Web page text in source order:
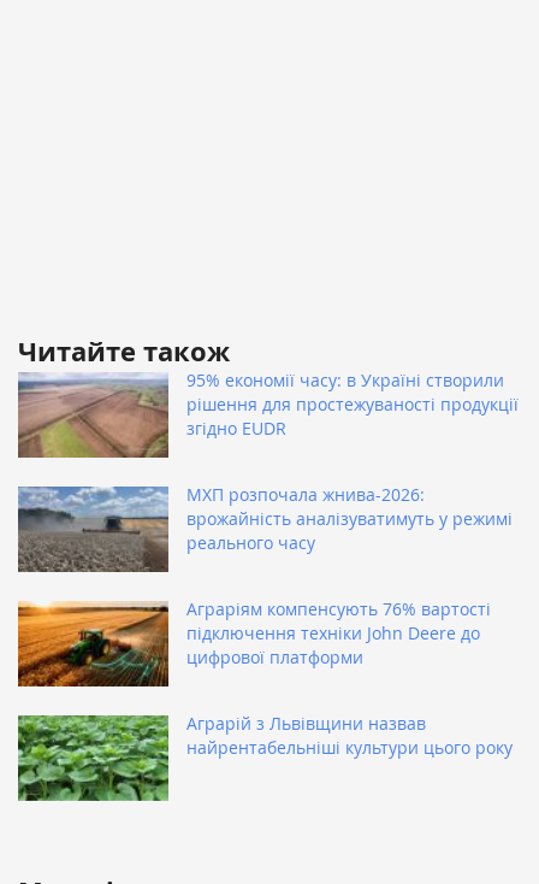
Читайте також
95% економії часу: в Україні створили
рішення для простежуваності продукції
згідно EUDR
МХП розпочала жнива-2026:
врожайність аналізуватимуть у режимі
реального часу
Аграріям компенсують 76% вартості
підключення техніки John Deere до
цифрової платформи
Аграрій з Львівщини назвав
найрентабельніші культури цього року